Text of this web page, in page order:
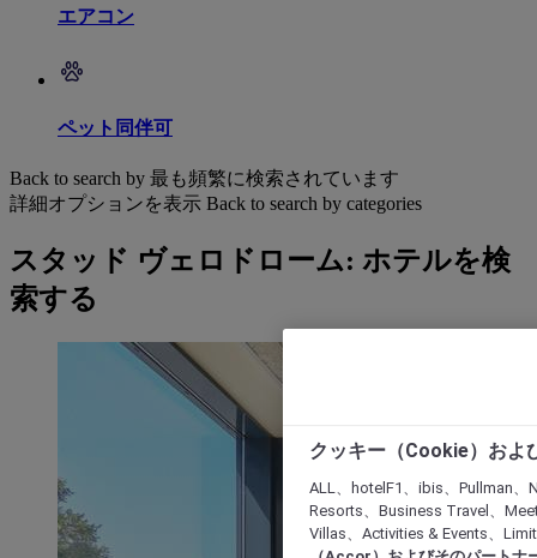
エアコン
ペット同伴可
Back to search by 最も頻繁に検索されています
詳細オプションを表示 Back to search by categories
スタッド ヴェロドローム: ホテルを検
索する
クッキー（Cookie）およ
ALL、hotelF1、ibis、Pullman
Resorts、Business Travel、
Villas、Activities & Events、